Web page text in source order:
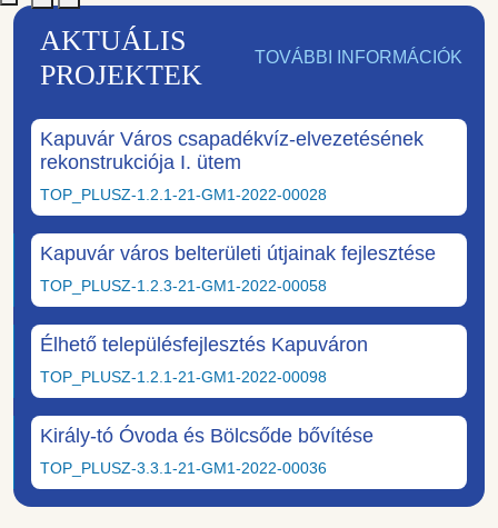
AKTUÁLIS
PROJEKTEK
TOVÁBBI INFORMÁCIÓK
Kapuvár Város csapadékvíz-elvezetésének
rekonstrukciója I. ütem
TOP_PLUSZ-1.2.1-21-GM1-2022-00028
Kapuvár város belterületi útjainak fejlesztése
TOP_PLUSZ-1.2.3-21-GM1-2022-00058
Élhető településfejlesztés Kapuváron
TOP_PLUSZ-1.2.1-21-GM1-2022-00098
Király-tó Óvoda és Bölcsőde bővítése
TOP_PLUSZ-3.3.1-21-GM1-2022-00036